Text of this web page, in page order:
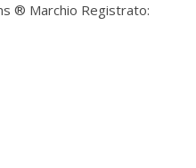
® Marchio Registrato: